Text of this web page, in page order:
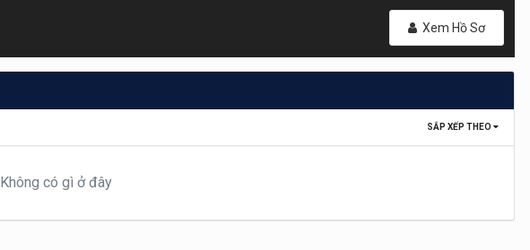
Xem Hồ Sơ
SẮP XẾP THEO
Không có gì ở đây